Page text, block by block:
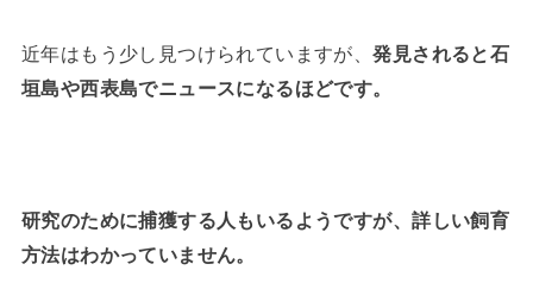
近年はもう少し見つけられていますが、発見されると石
垣島や西表島でニュースになるほどです。
研究のために捕獲する人もいるようですが、詳しい飼育
方法はわかっていません。